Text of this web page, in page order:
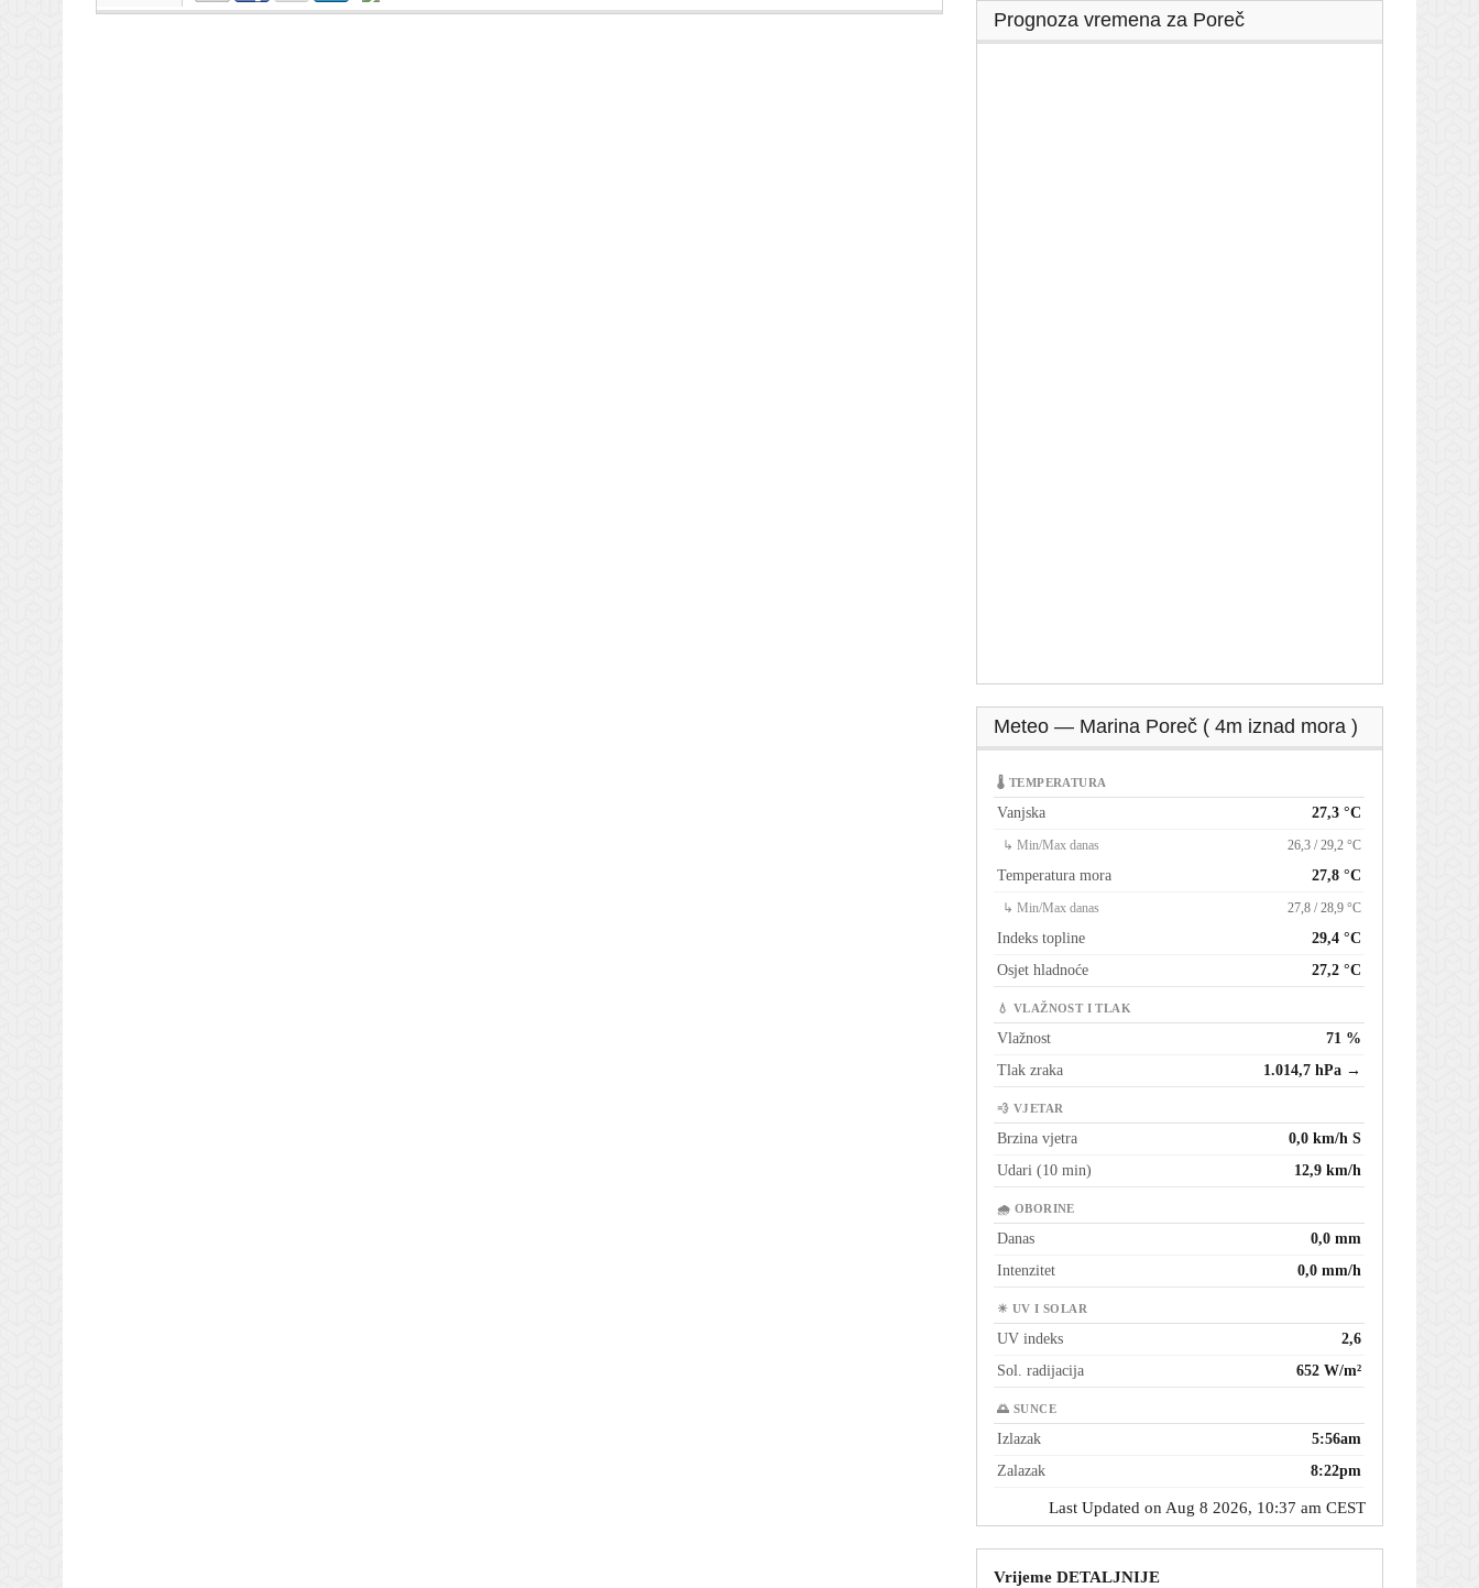
Prognoza vremena za Poreč
Meteo — Marina Poreč ( 4m iznad mora )
🌡 TEMPERATURA
Vanjska 27,3 °C
↳ Min/Max danas 26,3 / 29,2 °C
Temperatura mora 27,8 °C
↳ Min/Max danas 27,8 / 28,9 °C
Indeks topline
29,4 °C
Osjet hladnoće
27,2 °C
💧 VLAŽNOST I TLAK
Vlažnost
71 %
Tlak zraka
1.014,7 hPa →
💨 VJETAR
Brzina vjetra
0,0 km/h S
Udari (10 min)
12,9 km/h
🌧 OBORINE
Danas
0,0 mm
Intenzitet
0,0 mm/h
☀ UV I SOLAR
UV indeks
2,6
Sol. radijacija
652 W/m²
🌅 SUNCE
Izlazak
5:56am
Zalazak
8:22pm
Last Updated on Aug 8 2026, 10:37 am CEST
Vrijeme DETALJNIJE